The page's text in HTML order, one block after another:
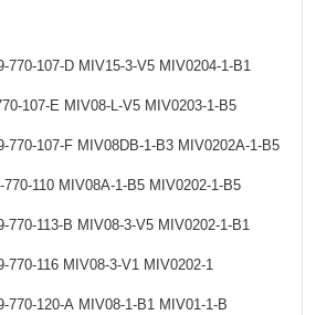
770-107-D MIV15-3-V5 MIV0204-1-B1
107-E MIV08-L-V5 MIV0203-1-B5
770-107-F MIV08DB-1-B3 MIV0202A-1-B5
770-110 MIV08A-1-B5 MIV0202-1-B5
770-113-B MIV08-3-V5 MIV0202-1-B1
770-116 MIV08-3-V1 MIV0202-1
770-120-A MIV08-1-B1 MIV01-1-B